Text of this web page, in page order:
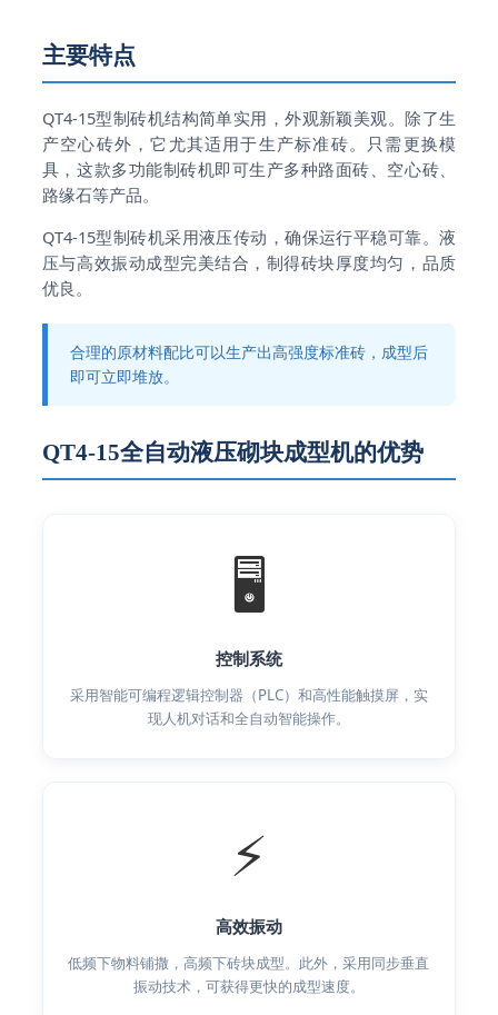
主要特点
QT4-15型制砖机结构简单实用，外观新颖美观。除了生
产空心砖外，它尤其适用于生产标准砖。只需更换模
具，这款多功能制砖机即可生产多种路面砖、空心砖、
路缘石等产品。
QT4-15型制砖机采用液压传动，确保运行平稳可靠。液
压与高效振动成型完美结合，制得砖块厚度均匀，品质
优良。
合理的原材料配比可以生产出高强度标准砖，成型后
即可立即堆放。
QT4-15全自动液压砌块成型机的优势
🖥️
控制系统
采用智能可编程逻辑控制器（PLC）和高性能触摸屏，实
现人机对话和全自动智能操作。
⚡
高效振动
低频下物料铺撒，高频下砖块成型。此外，采用同步垂直
振动技术，可获得更快的成型速度。